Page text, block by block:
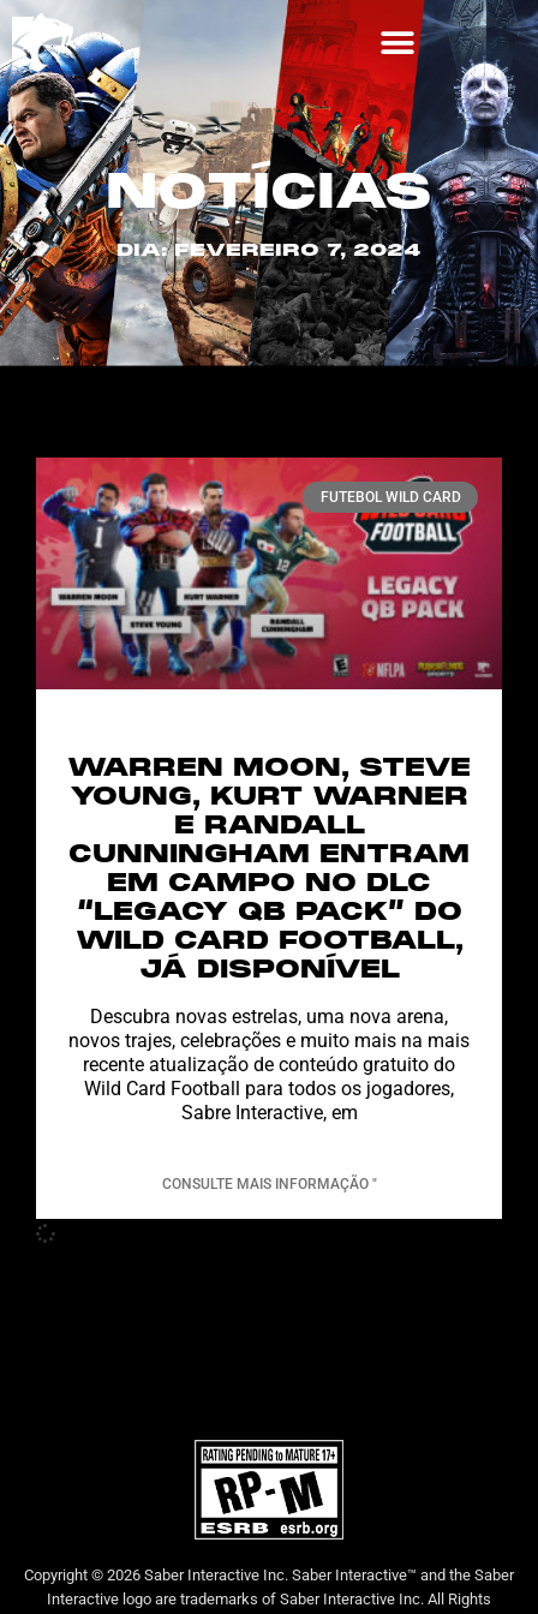
NOTÍCIAS
DIA: FEVEREIRO 7, 2024
FUTEBOL WILD CARD
WARREN MOON, STEVE
YOUNG, KURT WARNER
E RANDALL
CUNNINGHAM ENTRAM
EM CAMPO NO DLC
“LEGACY QB PACK” DO
WILD CARD FOOTBALL,
JÁ DISPONÍVEL
Descubra novas estrelas, uma nova arena,
novos trajes, celebrações e muito mais na mais
recente atualização de conteúdo gratuito do
Wild Card Football para todos os jogadores,
Sabre Interactive, em
CONSULTE MAIS INFORMAÇÃO "
Copyright © 2026 Saber Interactive Inc. Saber Interactive™ and the Saber
Interactive logo are trademarks of Saber Interactive Inc. All Rights